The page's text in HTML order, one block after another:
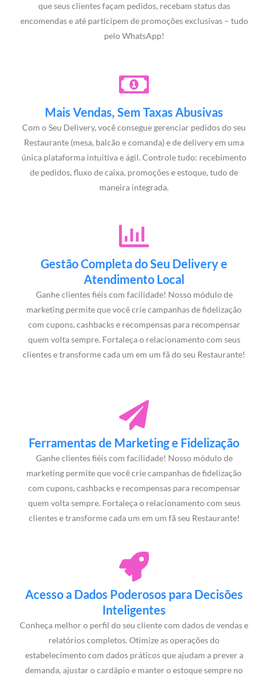
que seus clientes façam pedidos, recebam status das
encomendas e até participem de promoções exclusivas – tudo
pelo WhatsApp!
Mais Vendas, Sem Taxas Abusivas
Com o Seu Delivery, você consegue gerenciar pedidos do seu
Restaurante (mesa, balcão e comanda) e de delivery em uma
única plataforma intuitiva e ágil. Controle tudo: recebimento
de pedidos, fluxo de caixa, promoções e estoque, tudo de
maneira integrada.
Gestão Completa do Seu Delivery e
Atendimento Local
Ganhe clientes fiéis com facilidade! Nosso módulo de
marketing permite que você crie campanhas de fidelização
com cupons, cashbacks e recompensas para recompensar
quem volta sempre. Fortaleça o relacionamento com seus
clientes e transforme cada um em um fã do seu Restaurante!
Ferramentas de Marketing e Fidelização
Ganhe clientes fiéis com facilidade! Nosso módulo de
marketing permite que você crie campanhas de fidelização
com cupons, cashbacks e recompensas para recompensar
quem volta sempre. Fortaleça o relacionamento com seus
clientes e transforme cada um em um fã seu Restaurante!
Acesso a Dados Poderosos para Decisões
Inteligentes
Conheça melhor o perfil do seu cliente com dados de vendas e
relatórios completos. Otimize as operações do
estabelecimento com dados práticos que ajudam a prever a
demanda, ajustar o cardápio e manter o estoque sempre no